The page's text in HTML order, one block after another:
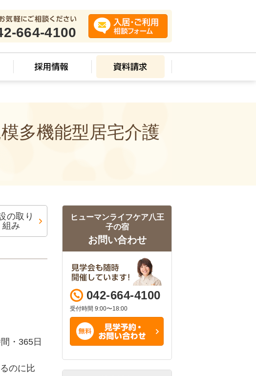
664-4100
多機能型居宅介護
の取り
組み
・365日
のに比
ヒューマンライフケア八王
子の宿
お問い合わせ
042-664-4100
受付時間 9:00〜18:00